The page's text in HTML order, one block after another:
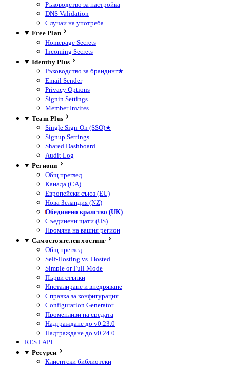
Ръководство за настройка
DNS Validation
Случаи на употреба
Free Plan
Homepage Secrets
Incoming Secrets
Identity Plus
Ръководство за брандинг★
Email Sender
Privacy Options
Signin Settings
Member Invites
Team Plus
Single Sign-On (SSO)★
Signup Settings
Shared Dashboard
Audit Log
Региони
Общ преглед
Канада (CA)
Европейски съюз (EU)
Нова Зеландия (NZ)
Обединено кралство (UK)
Съединени щати (US)
Промяна на вашия регион
Самостоятелен хостинг
Общ преглед
Self-Hosting vs. Hosted
Simple or Full Mode
Първи стъпки
Инсталиране и внедряване
Справка за конфигурация
Configuration Generator
Променливи на средата
Надграждане до v0.23.0
Надграждане до v0.24.0
REST API
Ресурси
Клиентски библиотеки